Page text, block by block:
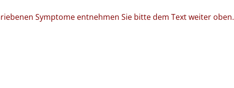
Symptome entnehmen Sie bitte dem Text weiter oben.